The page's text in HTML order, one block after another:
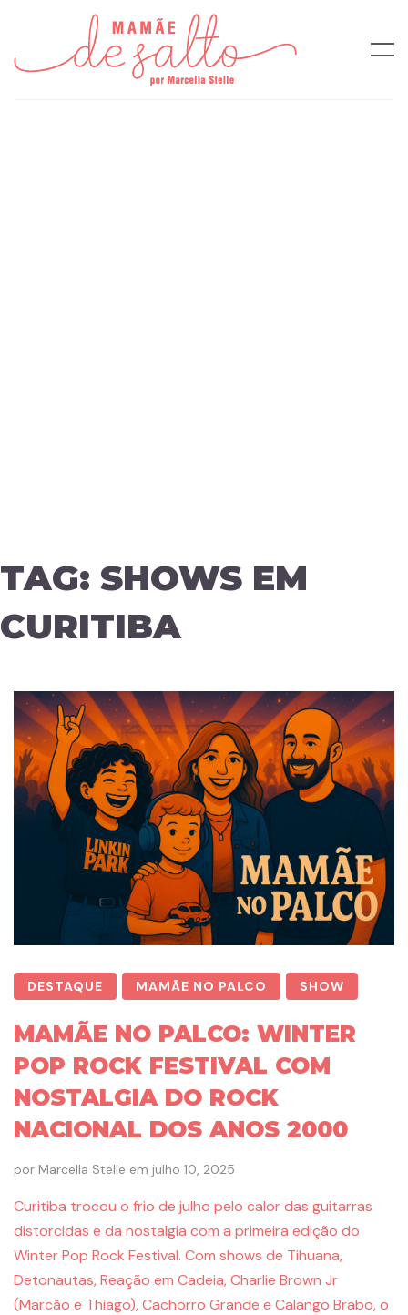
TAG: SHOWS EM
CURITIBA
DESTAQUE MAMÃE NO PALCO SHOW
MAMÃE NO PALCO: WINTER
POP ROCK FESTIVAL COM
NOSTALGIA DO ROCK
NACIONAL DOS ANOS 2000
por Marcella Stelle em julho 10, 2025
Curitiba trocou o frio de julho pelo calor das guitarras
distorcidas e da nostalgia com a primeira edição do
Winter Pop Rock Festival. Com shows de Tihuana,
Detonautas, Reação em Cadeia, Charlie Brown Jr
(Marcão e Thiago), Cachorro Grande e Calango Brabo, o